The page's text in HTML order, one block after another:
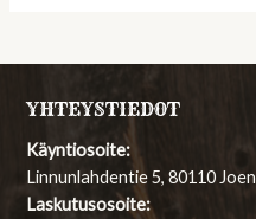
YHTEYSTIEDOT
Käyntiosoite:
Linnunlahdentie 5, 80110
Laskutusosoite: